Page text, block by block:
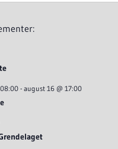
- august 16 @ 17:00